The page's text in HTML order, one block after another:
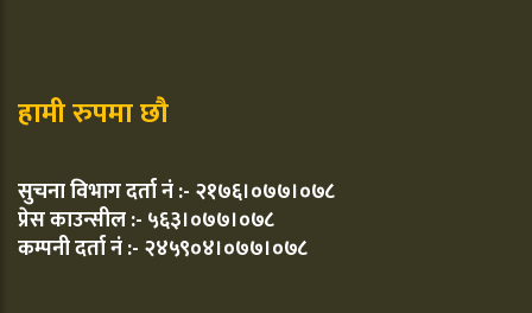
हामी रुपमा छौ
सुचना विभाग दर्ता नं :- २१७६।०७७।०७८
प्रेस काउन्सील :- ५६३।०७७।०७८
कम्पनी दर्ता नं :- २४५९०४।०७७।०७८